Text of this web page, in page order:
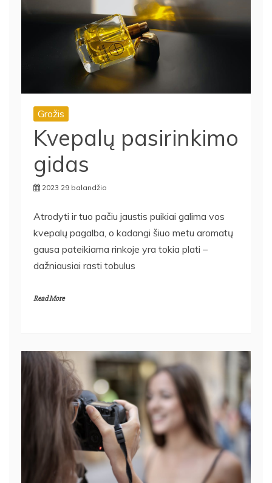
Grožis
Kvepalų pasirinkimo
gidas
2023 29 balandžio
Atrodyti ir tuo pačiu jaustis puikiai galima vos
kvepalų pagalba, o kadangi šiuo metu aromatų
gausa pateikiama rinkoje yra tokia plati –
dažniausiai rasti tobulus
Read More